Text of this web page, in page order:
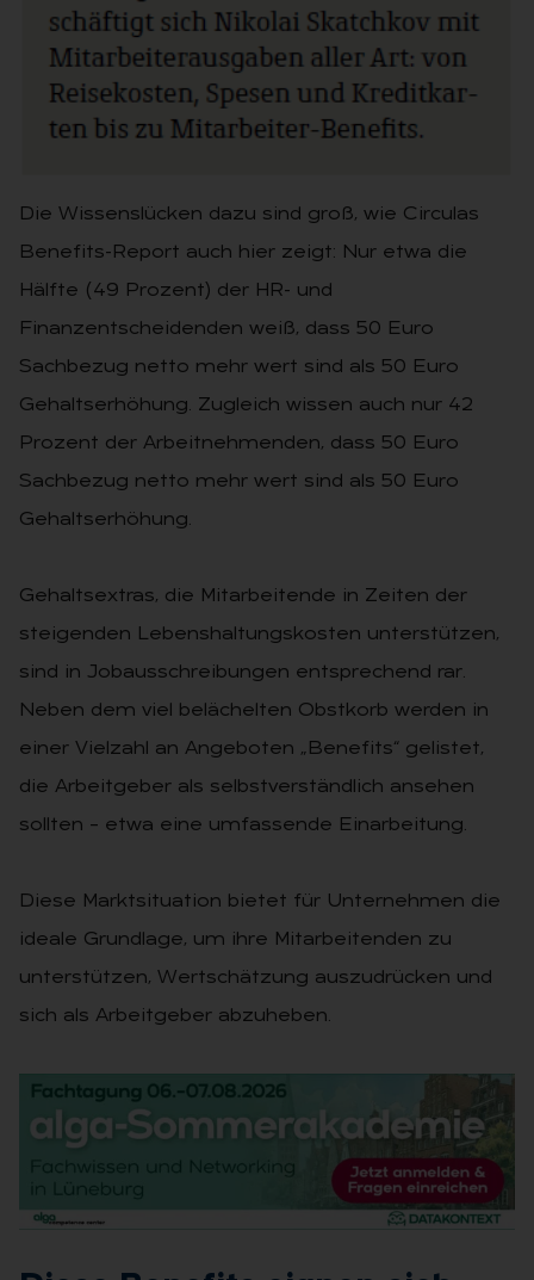
Die Wissenslücken dazu sind groß, wie Circulas
Benefits-Report auch hier zeigt: Nur etwa die
Hälfte (49 Prozent) der HR- und
Finanzentscheidenden weiß, dass 50 Euro
Sachbezug netto mehr wert sind als 50 Euro
Gehaltserhöhung. Zugleich wissen auch nur 42
Prozent der Arbeitnehmenden, dass 50 Euro
Sachbezug netto mehr wert sind als 50 Euro
Gehaltserhöhung.
Gehaltsextras, die Mitarbeitende in Zeiten der
steigenden Lebenshaltungskosten unterstützen,
sind in Jobausschreibungen entsprechend rar.
Neben dem viel belächelten Obstkorb werden in
einer Vielzahl an Angeboten „Benefits“ gelistet,
die Arbeitgeber als selbstverständlich ansehen
sollten – etwa eine umfassende Einarbeitung.
Diese Marktsituation bietet für Unternehmen die
ideale Grundlage, um ihre Mitarbeitenden zu
unterstützen, Wertschätzung auszudrücken und
sich als Arbeitgeber abzuheben.